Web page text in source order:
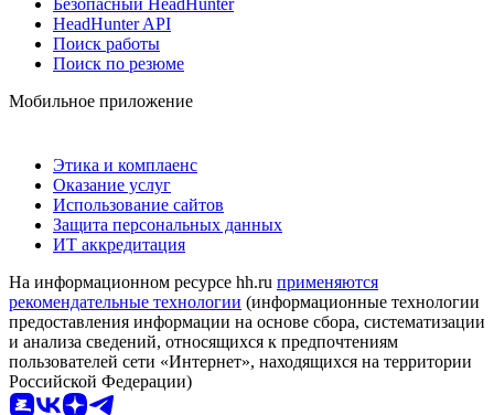
HeadHunter API
Поиск работы
Поиск по резюме
Мобильное приложение
Этика и комплаенс
Оказание услуг
Использование сайтов
Защита персональных данных
ИТ аккредитация
На информационном ресурсе hh.ru применяются
рекомендательные технологии (информационные технологии
предоставления информации на основе сбора, систематизации
и анализа сведений, относящихся к предпочтениям
пользователей сети «Интернет», находящихся на территории
Российской Федерации)